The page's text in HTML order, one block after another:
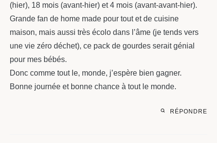
(hier), 18 mois (avant-hier) et 4 mois (avant-avant-hier).
Grande fan de home made pour tout et de cuisine
maison, mais aussi très écolo dans l’âme (je tends vers
une vie zéro déchet), ce pack de gourdes serait génial
pour mes bébés.
Donc comme tout le, monde, j’espère bien gagner.
Bonne journée et bonne chance à tout le monde.
RÉPONDRE